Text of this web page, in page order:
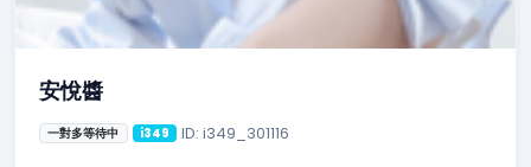
安悅醬
一對多等待中 i349 ID: i349_301116